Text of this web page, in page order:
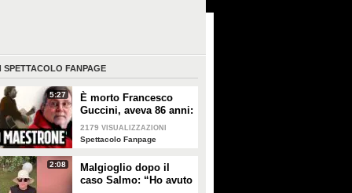
SPETTACOLO FANPAGE
5:27
È morto Francesco
Guccini, aveva 86 anni:
è stato uno dei
cantautori più
2179 VISUALIZZAZIONI
Spettacolo Fanpage
2:08
Malgioglio dopo il
caso Salmo: “Ho avuto